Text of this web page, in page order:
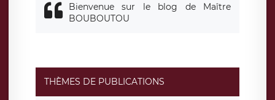
Bienvenue sur le blog de Maître
BOUBOUTOU
THÈMES DE PUBLICATIONS